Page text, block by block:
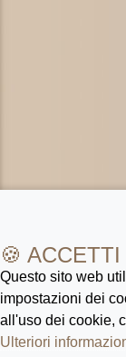
🍪
Questo sito web
impostazioni dei
all'uso dei cookie,
Ulteriori